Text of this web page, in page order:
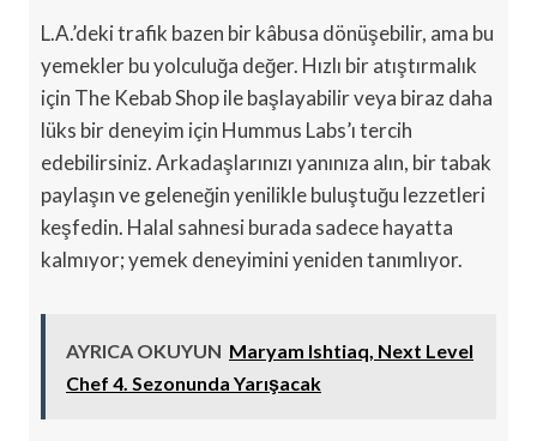
L.A.’deki trafik bazen bir kâbusa dönüşebilir, ama bu
yemekler bu yolculuğa değer. Hızlı bir atıştırmalık
için The Kebab Shop ile başlayabilir veya biraz daha
lüks bir deneyim için Hummus Labs’ı tercih
edebilirsiniz. Arkadaşlarınızı yanınıza alın, bir tabak
paylaşın ve geleneğin yenilikle buluştuğu lezzetleri
keşfedin. Halal sahnesi burada sadece hayatta
kalmıyor; yemek deneyimini yeniden tanımlıyor.
AYRICA OKUYUN Maryam Ishtiaq, Next Level
Chef 4. Sezonunda Yarışacak